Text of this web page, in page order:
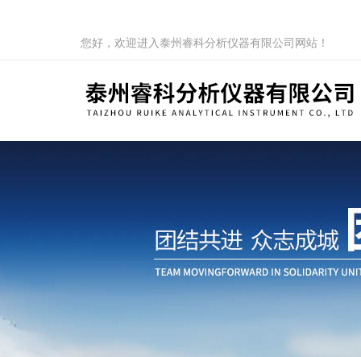
您好，欢迎进入泰州睿科分析仪器有限公司网站！